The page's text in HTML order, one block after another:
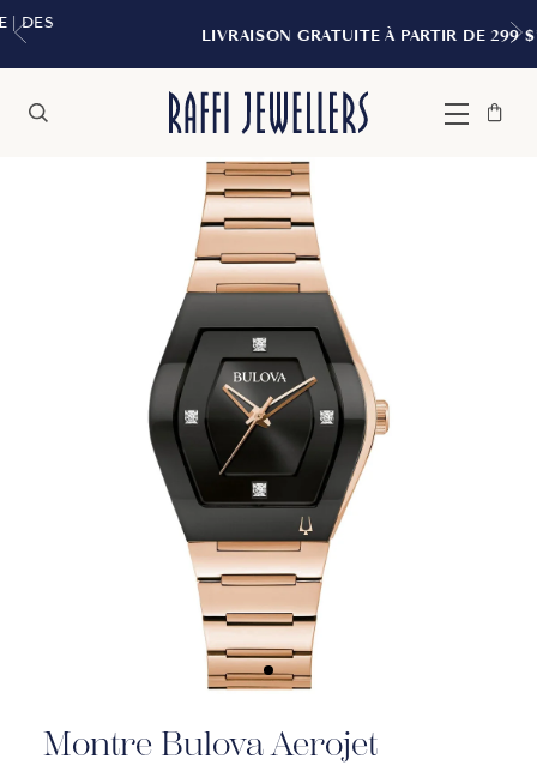
LIVRAISON GRATUITE À PARTIR DE 299 $*
Menu
Sac
Fermer
Montre Bulova Aerojet